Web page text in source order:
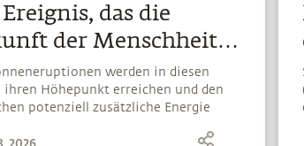
das die
der Menschheit
kannwerden in diesen
ihren Höhepunkt erreichen und den
potenziell zusätzliche Energie
zerstören
2026